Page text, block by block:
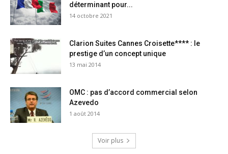
déterminant pour...
14 octobre 2021
Clarion Suites Cannes Croisette**** : le
prestige d’un concept unique
13 mai 2014
OMC : pas d’accord commercial selon
Azevedo
1 août 2014
Voir plus